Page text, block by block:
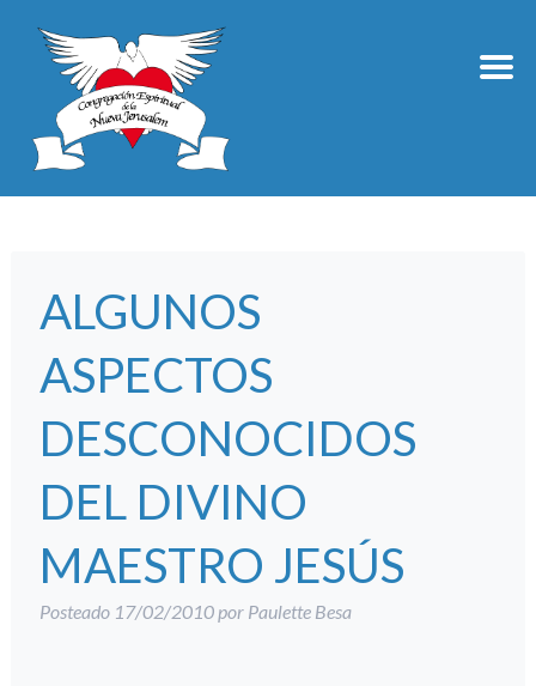
ALGUNOS
ASPECTOS
DESCONOCIDOS
DEL DIVINO
MAESTRO JESÚS
Posteado 17/02/2010 por Paulette Besa